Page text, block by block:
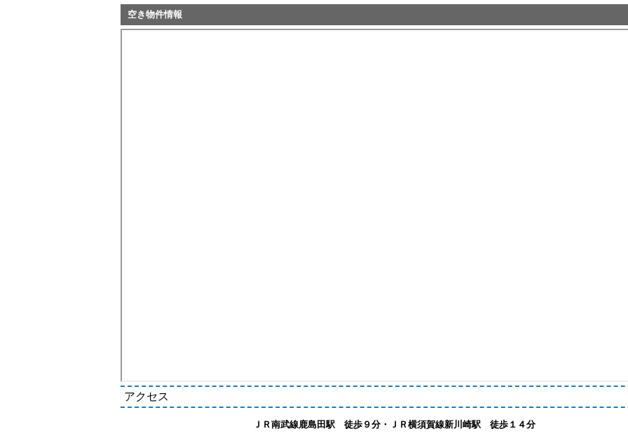
空き物件情報
アクセス
ＪＲ南武線鹿島田駅 徒歩９分・ＪＲ横須賀線新川崎駅 徒歩１４分